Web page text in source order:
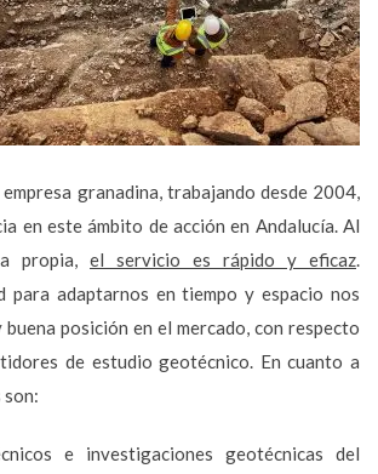
granadina, trabajando desde 2004,
en este ámbito de acción en Andalucía. Al
propia, el servicio es rápido y eficaz.
para adaptarnos en tiempo y espacio nos
buena posición en el mercado, con respecto
de estudio geotécnico. En cuanto a
e investigaciones geotécnicas del